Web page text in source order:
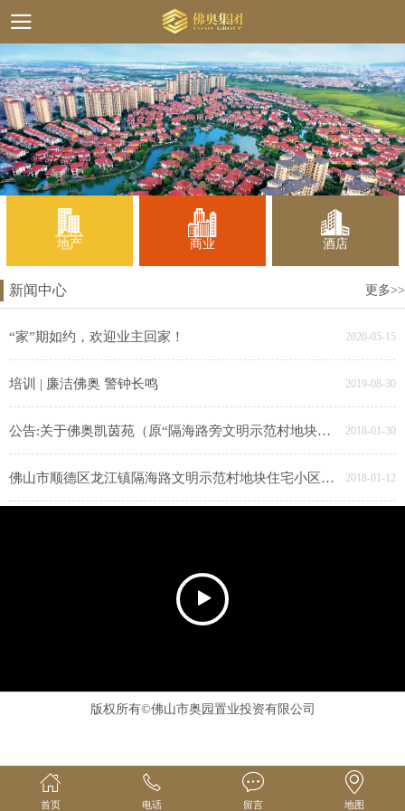
地产 商业 酒店
新闻中心 更多>>
“家”期如约，欢迎业主回家！ 2020-05-15
培训 | 廉洁佛奥 警钟长鸣 2019-08-30
公告:关于佛奥凯茵苑（原“隔海路旁文明示范村地块住宅小区”）水土保持设施自主验收情况 公示 2018-01-30
佛山市顺德区龙江镇隔海路文明示范村地块住宅小区（佛奥凯茵苑）重新报批建设项目环保竣工验收公示 2018-01-12
版权所有©佛山市奥园置业投资有限公司
首页 电话 留言 地图